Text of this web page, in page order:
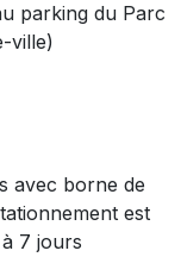
parking du Parc
ville)
avec borne de
est
7 jours